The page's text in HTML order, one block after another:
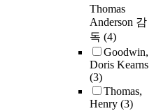
Thomas
Anderson 감
독 (4)
Goodwin,
Doris Kearns
(3)
Thomas,
Henry (3)